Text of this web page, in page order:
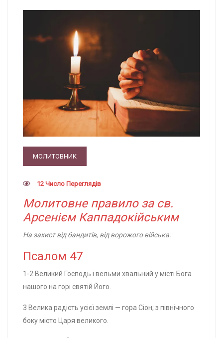
МОЛИТОВНИК
12 Число Переглядів
Молитовне правило за св.
Арсенієм Каппадокійським
На захист від бандитів, від ворожого війська:
Псалом 47
1-2 Великий Господь і вельми хвальний у місті Бога
нашого на горі святій Його.
3 Велика радість усієї землі — гора Сіон; з північного
боку місто Царя великого.